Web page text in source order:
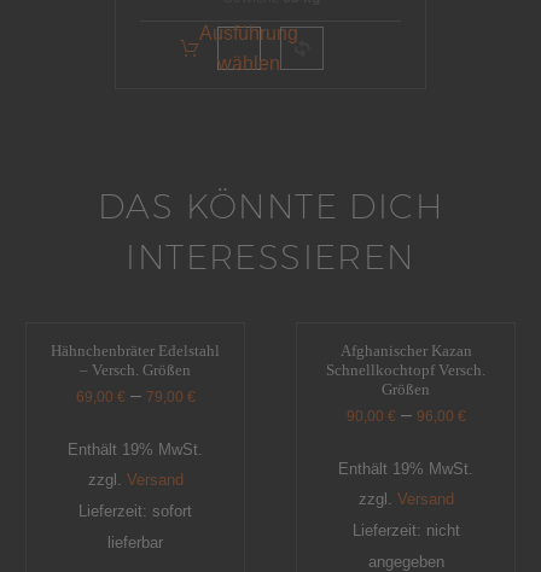
Ausführung
wählen
DAS KÖNNTE DICH
INTERESSIEREN
Hähnchenbräter Edelstahl
– Versch. Größen
69,00 € – 79,00 €
Enthält 19% MwSt.
zzgl. Versand
Lieferzeit: sofort
lieferbar
Afghanischer Kazan
Schnellkochtopf Versch.
Größen
90,00 € – 96,00 €
Enthält 19% MwSt.
zzgl. Versand
Lieferzeit: nicht
angegeben